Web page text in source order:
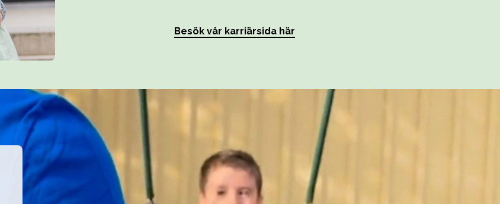
Besök vår karriärsida här